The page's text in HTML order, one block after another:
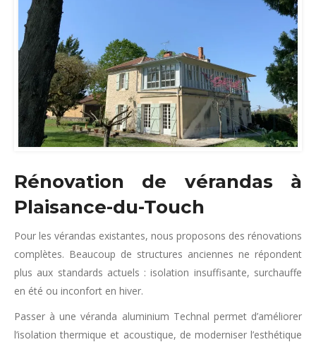
Rénovation de vérandas à
Plaisance-du-Touch
Pour les vérandas existantes, nous proposons des rénovations
complètes. Beaucoup de structures anciennes ne répondent
plus aux standards actuels : isolation insuffisante, surchauffe
en été ou inconfort en hiver.
Passer à une véranda aluminium Technal permet d’améliorer
l’isolation thermique et acoustique, de moderniser l’esthétique